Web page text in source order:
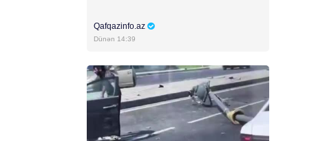
Qafqazinfo.az
Dünən 14:39